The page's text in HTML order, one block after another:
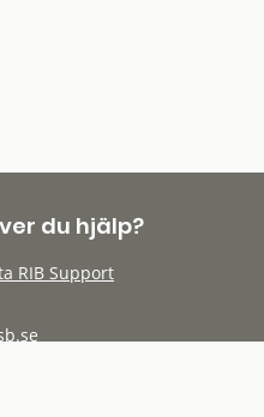
du hjälp?
RIB Support